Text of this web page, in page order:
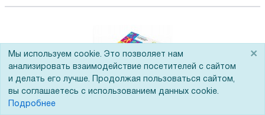
Мы используем cookie. Это позволяет нам
анализировать взаимодействие посетителей с сайтом
и делать его лучше. Продолжая пользоваться сайтом,
вы соглашаетесь с использованием данных cookie.
Подробнее
×